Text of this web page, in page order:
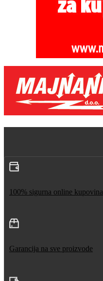
100% sigurna online kupovina
Garancija na sve proizvode